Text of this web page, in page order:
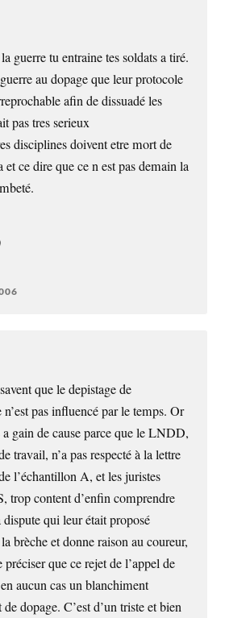
guerre tu entraine tes soldats a tiré.
au dopage que leur protocole
afin de dissuadé les
pas tres serieux
disciplines doivent etre mort de
et ce dire que ce n est pas demain la
que le depistage de
n’est pas influencé par le temps. Or
gain de cause parce que le LNDD,
travail, n’a pas respecté à la lettre
l’échantillon A, et les juristes
trop content d’enfin comprendre
dispute qui leur était proposé
brèche et donne raison au coureur,
que ce rejet de l’appel de
aucun cas un blanchiment
dopage. C’est d’un triste et bien